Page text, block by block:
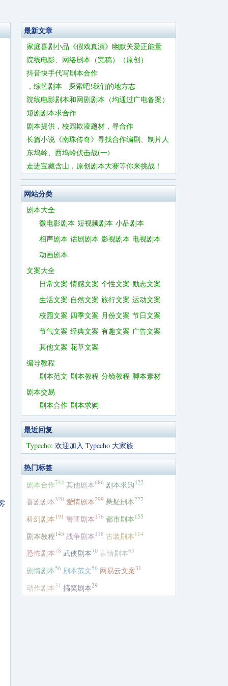
最新文章
家庭喜剧小品《假戏真演》幽默关爱正能量
院线电影、网络剧本（完稿）（原创）
抖音快手代写剧本合作
，综艺剧本 探索吧!我们的地方志
院线电影剧本和网剧剧本（均通过广电备案）
短剧剧本求合作
剧本提供，校园欺凌题材，寻合作
长篇小说《南珠传奇》寻找合作编剧、制片人
东坞岭、西坞岭伏击战(一)
走进宝藏含山，原创剧本大赛等你来挑战！
网站分类
剧本大全
微电影剧本 短视频剧本 小品剧本
相声剧本 话剧剧本 影视剧本 电视剧本
动画剧本
文案大全
日常文案 情感文案 个性文案 励志文案
生活文案 自然文案 旅行文案 运动文案
校园文案 四季文案 月份文案 节日文案
节气文案 经典文案 有趣文案 广告文案
其他文案 花草文案
编导教程
剧本范文 剧本教程 分镜教程 脚本素材
剧本交易
剧本合作 剧本求购
最近回复
Typecho: 欢迎加入 Typecho 大家族
热门标签
剧本合作744 其他剧本686 剧本求购422
喜剧剧本320 爱情剧本299 悬疑剧本227
科幻剧本 191 警匪剧本 176 都市剧本 155
剧本教程 145 战争剧本 118 古装剧本 114
恐怖剧本78 武侠剧本70 言情剧本63
剧情剧本56 剧本范文56 网易云文案31
动作剧本31 搞笑剧本29